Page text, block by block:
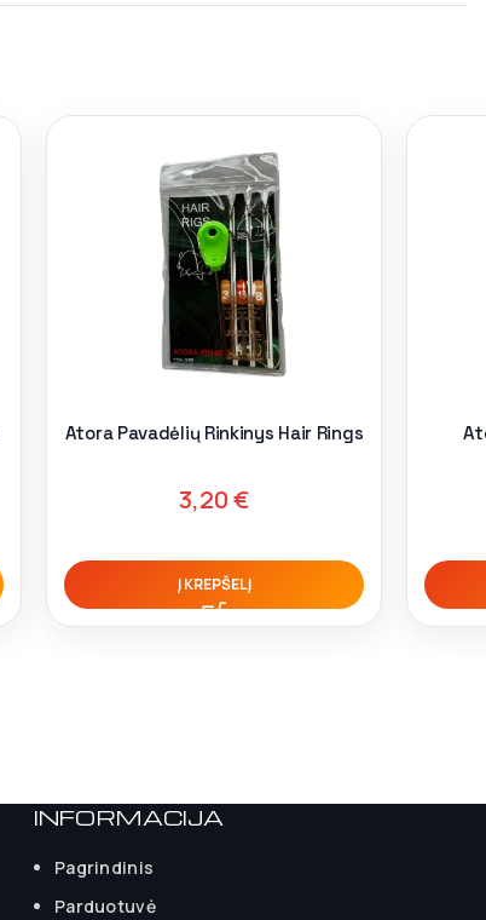
Atora Pavadėlių Rinkinys Hair Rings
3,20€
Į KREPŠELĮ
INFORMACIJA
Pagrindinis
Parduotuvė